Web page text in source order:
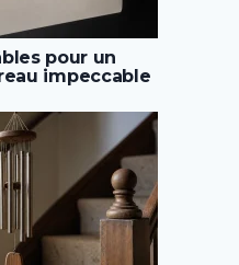
pour un
impeccable